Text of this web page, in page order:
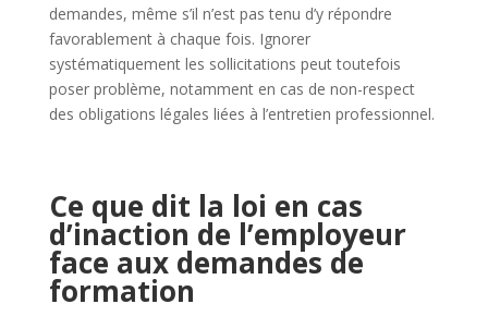
demandes, même s’il n’est pas tenu d’y répondre
favorablement à chaque fois. Ignorer
systématiquement les sollicitations peut toutefois
poser problème, notamment en cas de non-respect
des obligations légales liées à l’entretien professionnel.
Ce que dit la loi en cas
d’inaction de l’employeur
face aux demandes de
formation